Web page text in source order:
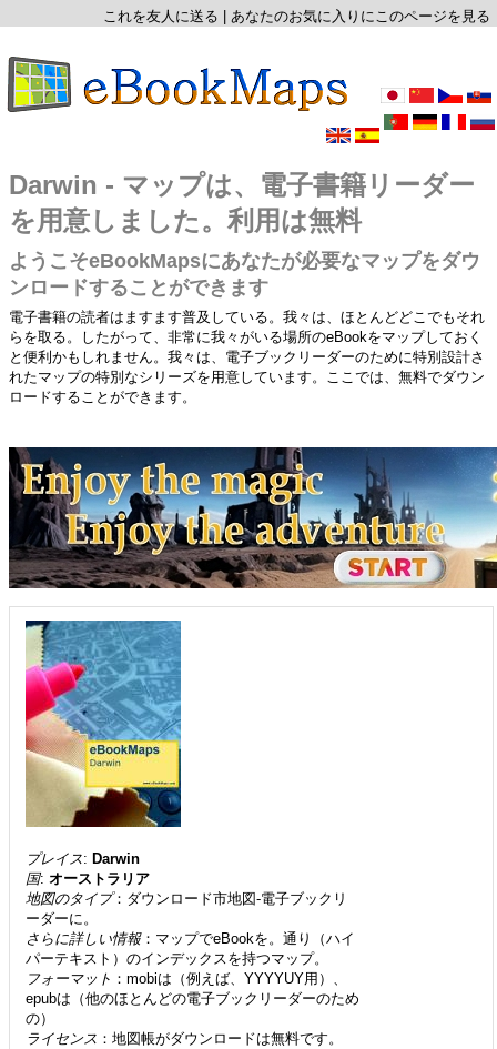
これを友人に送る あなたのお気に入りにこのページを見る
Darwin - マップは、電子書籍リーダー
を用意しました。利用は無料
ようこそeBookMapsにあなたが必要なマップをダウ
ンロードすることができます
電子書籍の読者はますます普及している。我々は、ほとんどどこでもそれ
らを取る。したがって、非常に我々がいる場所のeBookをマップしておく
と便利かもしれません。我々は、電子ブックリーダーのために特別設計さ
れたマップの特別なシリーズを用意しています。ここでは、無料でダウン
ロードすることができます。
プレイス: Darwin
国:オーストラリア
地図のタイプ：ダウンロード市地図-電子ブックリ
ーダーに。
さらに詳しい情報：マップでeBookを。通り（ハイ
パーテキスト）のインデックスを持つマップ。
フォーマット ：mobiは（例えば、YYYYUY用）、
epubは（他のほとんどの電子ブックリーダーのため
の）
ライセンス ：地図帳がダウンロードは無料です。